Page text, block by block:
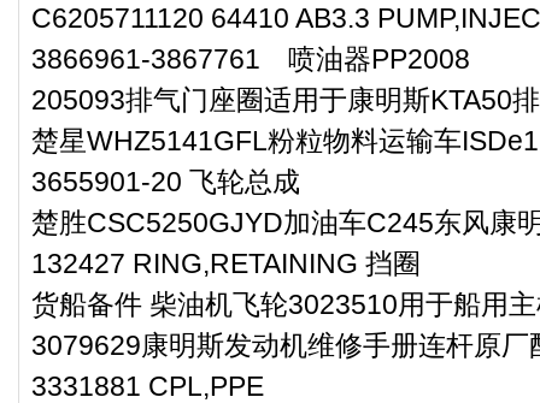
C6205711120 64410 AB3.3
3866961-3867761 喷油器PP2008
205093排气门座圈适用于康明斯KTA50
楚星WHZ5141GFL粉粒物料运输车
3655901-20 飞轮总成
楚胜CSC5250GJYD加油车C245东风康
132427 RING,RETAINING 挡圈
货船备件 柴油机飞轮3023510用于船用
3079629康明斯发动机维修手册连杆原厂
3331881 CPL,PPE